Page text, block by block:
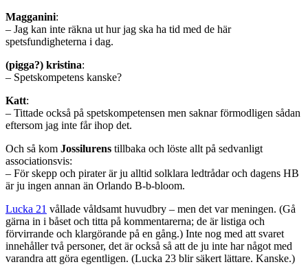
Magganini:
– Jag kan inte räkna ut hur jag ska ha tid med de här
spetsfundigheterna i dag.
(pigga?) kristina:
– Spetskompetens kanske?
Katt:
– Tittade också på spetskompetensen men saknar förmodligen sådan
eftersom jag inte får ihop det.
Och så kom Jossilurens tillbaka och löste allt på sedvanligt
associationsvis:
– För skepp och pirater är ju alltid solklara ledtrådar och dagens HB
är ju ingen annan än Orlando B-b-bloom.
Lucka 21 vållade våldsamt huvudbry – men det var meningen. (Gå
gärna in i båset och titta på kommentarerna; de är listiga och
förvirrande och klargörande på en gång.) Inte nog med att svaret
innehåller två personer, det är också så att de ju inte har något med
varandra att göra egentligen. (Lucka 23 blir säkert lättare. Kanske.)